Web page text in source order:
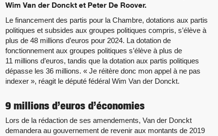
Wim Van der Donckt et Peter De Roover.
Le financement des partis pour la Chambre, dotations aux partis
politiques et subsides aux groupes politiques compris, s’élève à
plus de 48 millions d’euros pour 2024. La dotation de
fonctionnement aux groupes politiques s’élève à plus de
11 millions d’euros, tandis que la dotation aux partis politiques
dépasse les 36 millions. « Je réitère donc mon appel à ne pas
indexer », réagit le député fédéral Wim Van der Donckt.
9 millions d’euros d’économies
Lors de la rédaction de ses amendements, Van der Donckt
demandera au gouvernement de revenir aux montants de 2019